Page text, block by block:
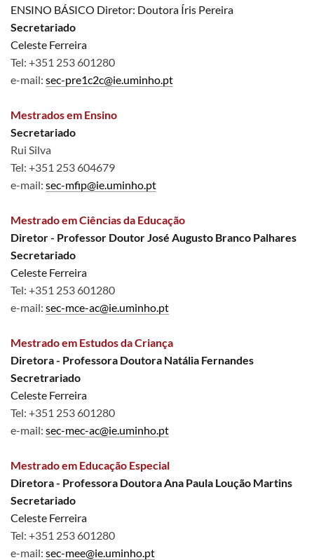
ENSINO BÁSICO Diretor: Doutora Íris Pereira
Secretariado
Celeste Ferreira
Tel: +351 253 601280​
e-mail: sec-pre1c2c@ie.uminho.pt
Mestrados em Ensino
Secretariado
Rui Silva
Tel: +351 253 604679
e-mail: sec-mfip@ie.uminho.pt
Mestrado em Ciências da Educação
Diretor - Professor Doutor José Augusto Branco Palhares
Secretariado
Celeste Ferreira
Tel: +351 253 601280​
e-mail: sec-mce-ac@ie.uminho.pt
Mestrado em Estudos da Criança
Diretora - Professora Doutora Natália Fernandes
Secretrariado
Celeste Ferreira
Tel: +351 253 601280
e-mail: sec-mec-ac@ie.uminho.pt
Mestrado em Educação Especial
Diretora - Professora Doutora Ana Paula Loução Martins
Secretariado
Celeste Ferreira
Tel: +351 253 601280
e-mail: sec-mee@ie.uminho.pt